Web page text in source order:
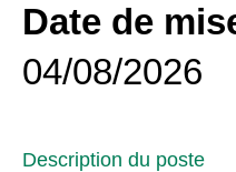
Date de
04/08/2026
Description du poste